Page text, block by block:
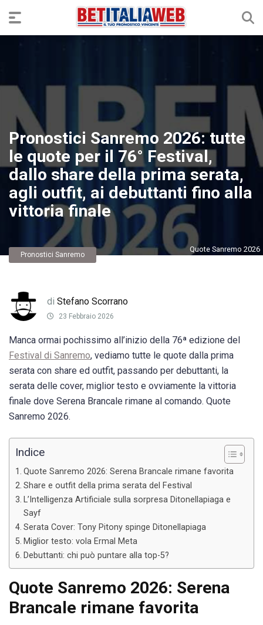
Pronostici Sanremo 2026: tutte
le quote per il 76° Festival,
dallo share della prima serata,
agli outfit, ai debuttanti fino alla
vittoria finale
Quote Sanremo 2026
Pronostici Sanremo
di Stefano Scorrano
23 Febbraio 2026
Manca ormai pochissimo all’inizio della 76ª edizione del
Festival di Sanremo, vediamo tutte le quote dalla prima
serata con share ed outfit, passando per debuttanti, la
serata delle cover, miglior testo e ovviamente la vittoria
finale dove Serena Brancale rimane al comando. Quote
Sanremo 2026.
Indice
Quote Sanremo 2026: Serena Brancale rimane favorita
Share e outfit della prima serata del Festival
L’Intelligenza Artificiale sulla sorpresa Ditonellapiaga e
Sayf
Serata Cover: Tony Pitony spinge Ditonellapiaga
Miglior testo: vola Ermal Meta
Debuttanti: chi può puntare alla top-5?
Quote Sanremo 2026: Serena
Brancale rimane favorita